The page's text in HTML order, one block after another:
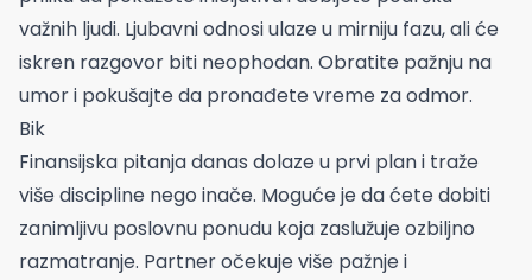
važnih ljudi. Ljubavni odnosi ulaze u mirniju fazu, ali će
iskren razgovor biti neophodan. Obratite pažnju na
umor i pokušajte da pronađete vreme za odmor.
Bik
Finansijska pitanja danas dolaze u prvi plan i traže
više discipline nego inače. Moguće je da ćete dobiti
zanimljivu poslovnu ponudu koja zaslužuje ozbiljno
razmatranje. Partner očekuje više pažnje i